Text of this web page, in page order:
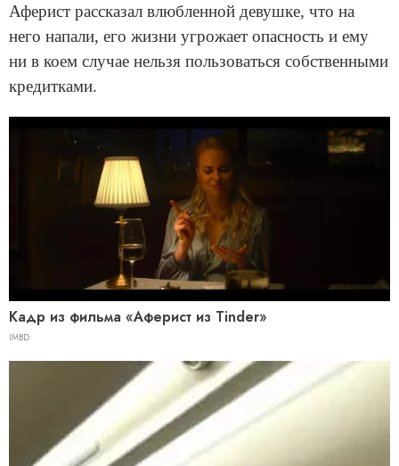
Аферист рассказал влюбленной девушке, что на
него напали, его жизни угрожает опасность и ему
ни в коем случае нельзя пользоваться собственными
кредитками.
Кадр из фильма «Аферист из Tinder»
IMBD